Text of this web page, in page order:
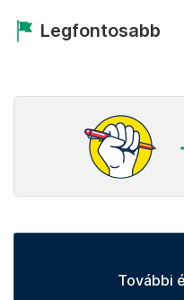
Legfontosabb
További